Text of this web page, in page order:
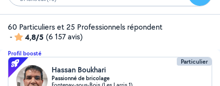
60 Particuliers et 25 Professionnels répondent
-
4,8/5 (6 157 avis)
Profil boosté
Particulier
Hassan Boukhari
Passionné de bricolage